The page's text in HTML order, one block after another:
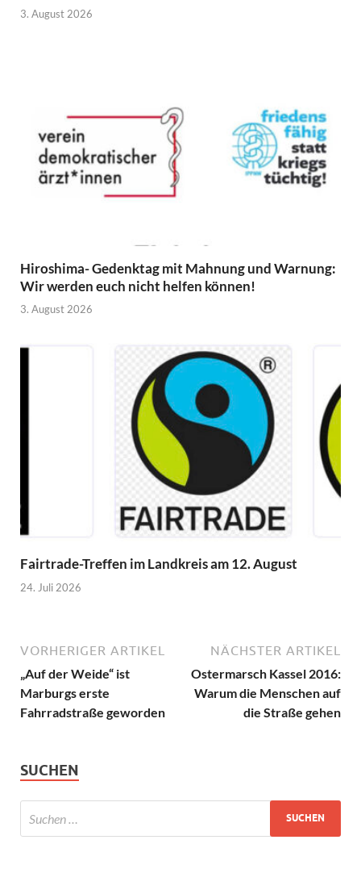
3. August 2026
Hiroshima- Gedenktag mit Mahnung und Warnung:
Wir werden euch nicht helfen können!
3. August 2026
Fairtrade-Treffen im Landkreis am 12. August
24. Juli 2026
VORHERIGER ARTIKEL
„Auf der Weide“ ist
Marburgs erste
Fahrradstraße geworden
NÄCHSTER ARTIKEL
Ostermarsch Kassel 2016:
Warum die Menschen auf
die Straße gehen
SUCHEN